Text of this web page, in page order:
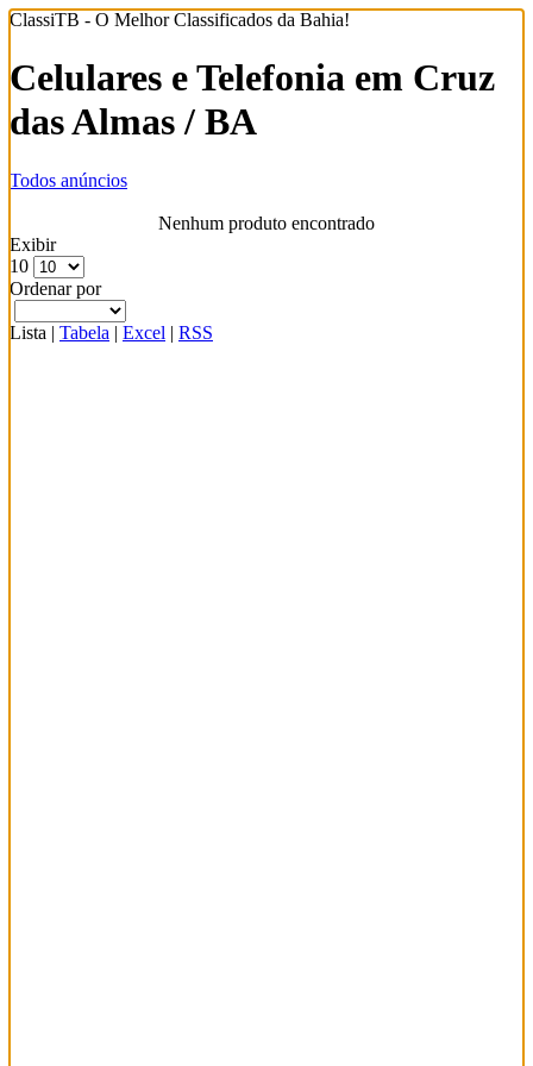
ClassiTB - O Melhor Classificados da Bahia!
Celulares e Telefonia em Cruz
das Almas / BA
Todos anúncios
Nenhum produto encontrado
Exibir
10
Ordenar por
Lista | Tabela | Excel | RSS